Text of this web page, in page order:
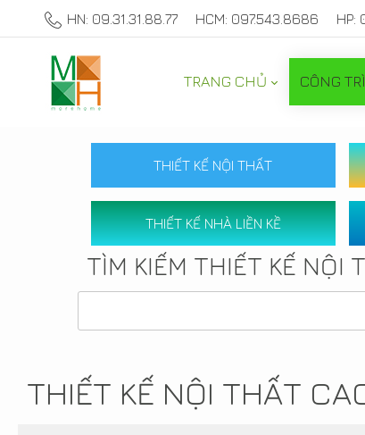
HN: 09.31.31.88.77 HCM: 097.543.8686 HP:
TRANG CHỦ CÔNG
THIẾT KẾ NỘI THẤT
THIẾT KẾ NHÀ LIỀN KỀ
TÌM KIẾM THIẾT KẾ NỘI
THIẾT KẾ NỘI THẤT